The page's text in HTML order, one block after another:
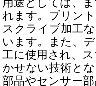
用途としては、
れます。プリン
スクライブ加工
います。また、
工に使用され、
かせない技術と
部品やセンサー